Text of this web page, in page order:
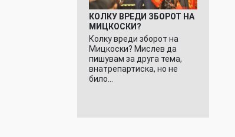
КОЛКУ ВРЕДИ ЗБОРОТ НА
МИЦКОСКИ?
Колку вреди зборот на
Мицкоски? Мислев да
пишувам за друга тема,
внатрепартиска, но не
било…